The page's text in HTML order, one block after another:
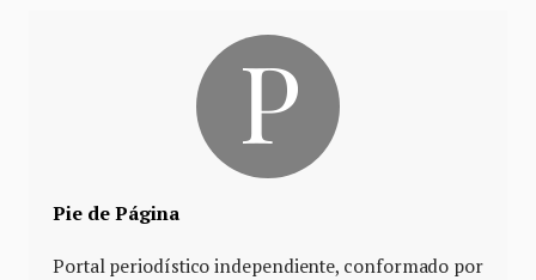
Pie de Página
Portal periodístico independiente, conformado por